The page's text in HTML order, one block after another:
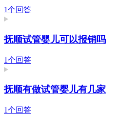
1个回答
抚顺试管婴儿可以报销吗
1个回答
抚顺有做试管婴儿有几家
1个回答